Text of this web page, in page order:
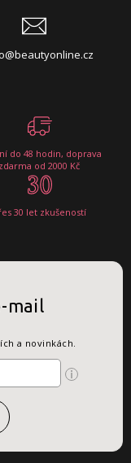
do 48 hodin, doprava
zdarma od 2000 Kč
30 let zkušeností
mail
a novinkách.